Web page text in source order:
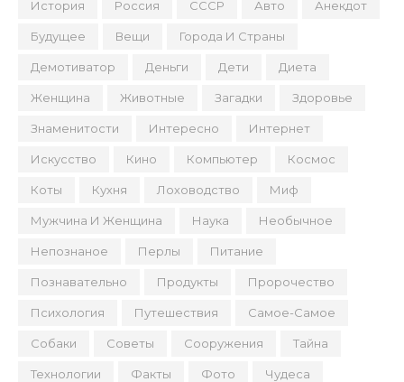
История Россия СССР Авто Анекдот
Будущее Вещи Города И Страны
Демотиватор Деньги Дети Диета
Женщина Животные Загадки Здоровье
Знаменитости Интересно Интернет
Искусство Кино Компьютер Космос
Коты Кухня Лоховодство Миф
Мужчина И Женщина Наука Необычное
Непознаное Перлы Питание
Познавательно Продукты Пророчество
Психология Путешествия Самое-Самое
Собаки Советы Сооружения Тайна
Технологии Факты Фото Чудеса